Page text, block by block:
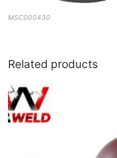
MSC000430
Related products